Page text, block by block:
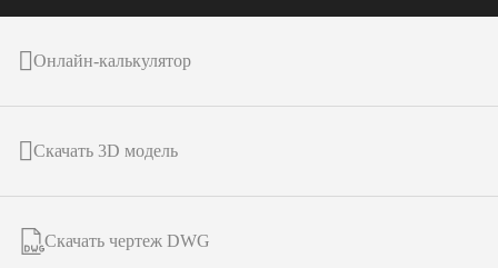
Онлайн-калькулятор
Скачать 3D модель
Скачать чертеж DWG